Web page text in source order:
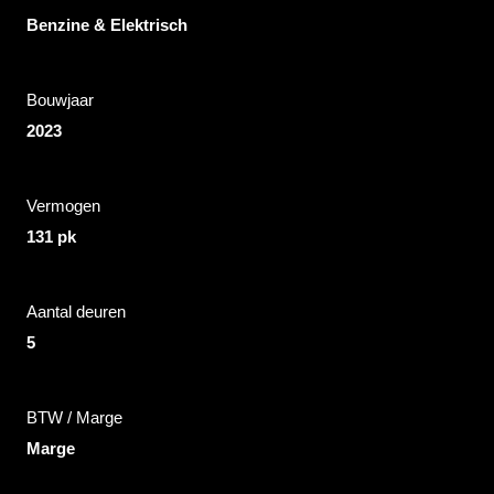
Benzine & Elektrisch
Bouwjaar
2023
Vermogen
131 pk
Aantal deuren
5
BTW / Marge
Marge